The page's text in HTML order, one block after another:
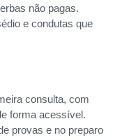
não pagas.
e condutas que
consulta, com
forma acessível.
provas e no preparo